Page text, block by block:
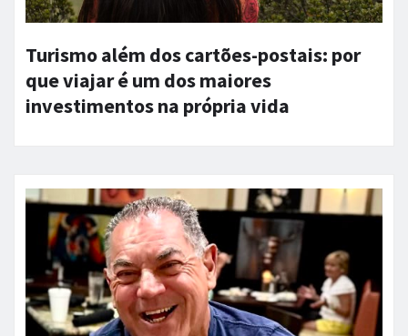
Turismo além dos cartões-postais: por
que viajar é um dos maiores
investimentos na própria vida